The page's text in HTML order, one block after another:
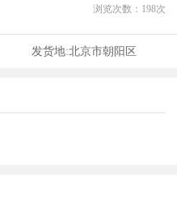
浏览次数： 198次
发货地:北京市朝阳区